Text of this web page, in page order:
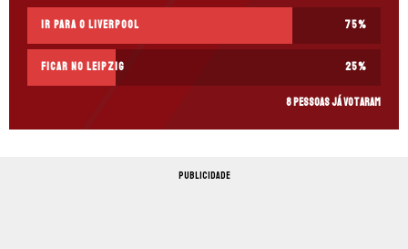
Ir para o Liverpool 75%
Ficar no Leipzig 25%
8 pessoas já votaram
PUBLICIDADE